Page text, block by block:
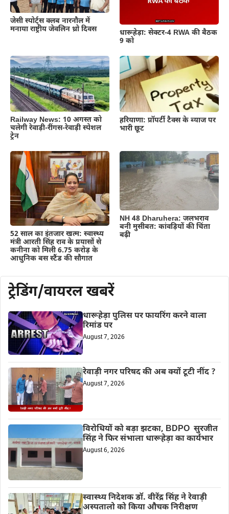
जेसी स्पोर्ट्स क्लब नारनौल में
मनाया राष्ट्रीय जेवलिन थ्रो दिवस
धारूहेड़ा: सेक्टर-4 RWA की बैठक
9 को
Railway News: 10 अगस्त को
चलेगी रेवाड़ी-रींगस-रेवाड़ी स्पेशल
ट्रेन
हरियाणा: प्रॉपर्टी टैक्स के ब्याज पर
भारी छूट
52 साल का इंतजार खत्म: स्वास्थ्य
मंत्री आरती सिंह राव के प्रयासों से
कनीना को मिली 6.75 करोड़ के
आधुनिक बस स्टैंड की सौगात
NH 48 Dharuhera: जलभराव
बनी मुसीबत: कांवड़ियों की चिंता
बढ़ी
ट्रेडिंग/वायरल खबरें
धारूहेड़ा पुलिस पर फायरिंग करने वाला
रिमांड पर
August 7, 2026
रेवाड़ी नगर परिषद की अब क्यों टूटी नींद ?
August 7, 2026
विरोधियों को बड़ा झटका, BDPO सुरजीत
सिंह ने फिर संभाला धारूहेड़ा का कार्यभार
August 6, 2026
स्वास्थ्य निदेशक डॉ. वीरेंद्र सिंह ने रेवाड़ी
अस्पतालो को किया औचक निरीक्षण